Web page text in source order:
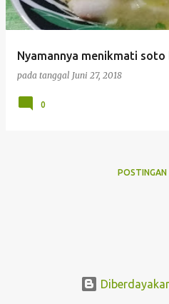
n
Nyamannya menikmati soto
pada tanggal Juni 27, 2018
0
POSTINGAN